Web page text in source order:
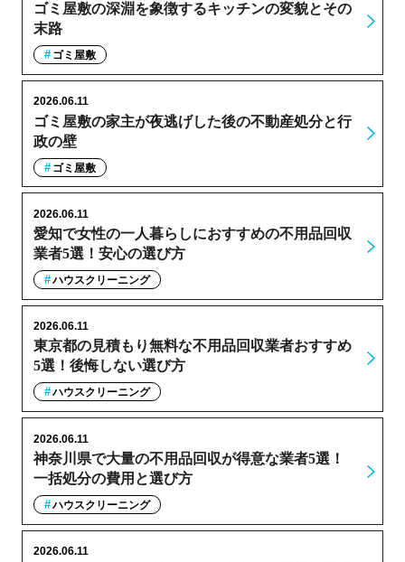
ゴミ屋敷の深淵を象徴するキッチンの変貌とその
末路
ゴミ屋敷
ゴミ屋敷の家主が夜逃げした後の不動産処分と行
政の壁
2026.06.11
ゴミ屋敷
愛知で女性の一人暮らしにおすすめの不用品回収
業者5選！安心の選び方
2026.06.11
ハウスクリーニング
東京都の見積もり無料な不用品回収業者おすすめ
5選！後悔しない選び方
2026.06.11
ハウスクリーニング
神奈川県で大量の不用品回収が得意な業者5選！
一括処分の費用と選び方
2026.06.11
ハウスクリーニング
2026.06.11